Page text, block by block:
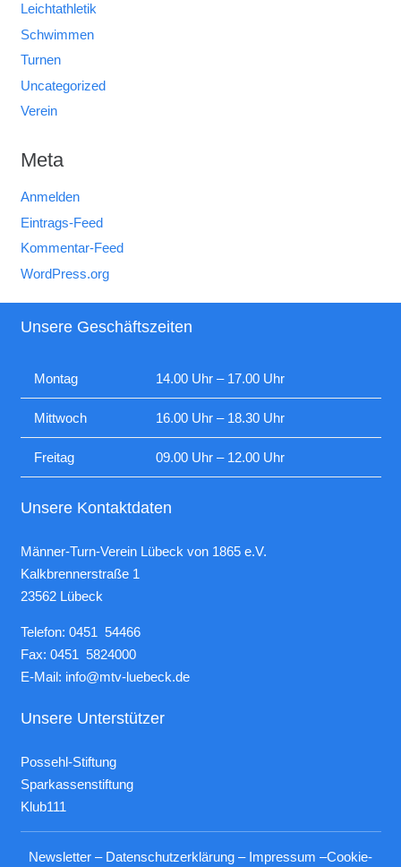
Leichtathletik
Schwimmen
Turnen
Uncategorized
Verein
Meta
Anmelden
Eintrags-Feed
Kommentar-Feed
WordPress.org
Unsere Geschäftszeiten
Montag 14.00 Uhr – 17.00 Uhr
Mittwoch 16.00 Uhr – 18.30 Uhr
Freitag 09.00 Uhr – 12.00 Uhr
Unsere Kontaktdaten
Männer-Turn-Verein Lübeck von 1865 e.V.
Kalkbrennerstraße 1
23562 Lübeck
Telefon: 0451 54466
Fax: 0451 5824000
E-Mail: info@mtv-luebeck.de
Unsere Unterstützer
Possehl-Stiftung
Sparkassenstiftung
Klub111
Newsletter – Datenschutzerklärung – Impressum –Cookie-